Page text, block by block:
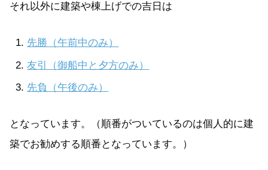
それ以外に建築や棟上げでの吉日は
先勝（午前中のみ）
友引（御船中と夕方のみ）
先負（午後のみ）
となっています。（順番がついているのは個人的に建
築でお勧めする順番となっています。）